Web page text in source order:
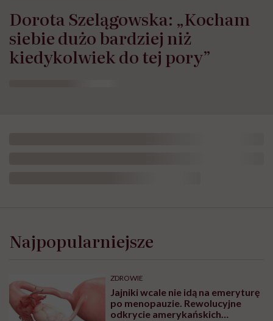
Dorota Szelągowska: „Kocham
siebie dużo bardziej niż
kiedykolwiek do tej pory”
Najpopularniejsze
ZDROWIE
Jajniki wcale nie idą na emeryturę
po menopauzie. Rewolucyjne
odkrycie amerykańskich